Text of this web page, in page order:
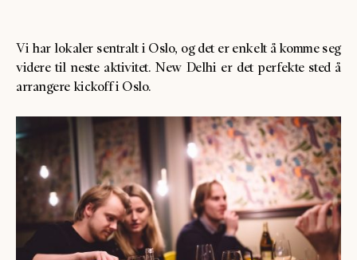
Vi har lokaler sentralt i Oslo, og det er enkelt å komme seg
videre til neste aktivitet. New Delhi er det perfekte sted å
arrangere kickoff i Oslo.